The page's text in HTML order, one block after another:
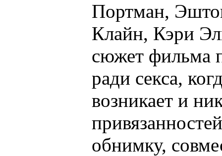
Портман,
Клайн, Кэри
сюжет фильма
ради секса,
возникает и
обнимку,